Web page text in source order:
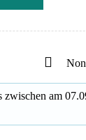
zwischen am